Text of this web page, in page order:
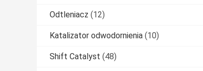
Odtleniacz (12)
Katalizator odwodornienia (10)
Shift Catalyst (48)